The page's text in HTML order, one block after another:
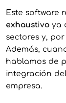
Este software
exhaustivoya
sectores y,
Además,
hablamos de
integración
empresa.